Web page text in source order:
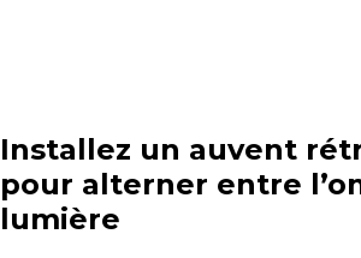
Installez un auvent
pour alterner entre
lumière